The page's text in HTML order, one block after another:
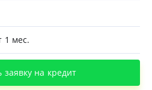
1 мес.
на кредит